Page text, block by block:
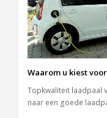
Waarom u kiest
Topkwaliteit laadpaal
naar een goede